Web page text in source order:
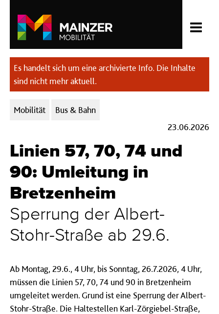
Es handelt sich um eine archivierte Info. Die Inhalte
sind nicht mehr aktuell.
Kategorien:
Mobilität
Bus & Bahn
23.06.2026
Linien 57, 70, 74 und
90: Umleitung in
Bretzenheim
Sperrung der Albert-
Stohr-Straße ab 29.6.
Ab Montag, 29.6., 4 Uhr, bis Sonntag, 26.7.2026, 4 Uhr,
müssen die Linien 57, 70, 74 und 90 in Bretzenheim
umgeleitet werden. Grund ist eine Sperrung der Albert-
Stohr-Straße. Die Haltestellen Karl-Zörgiebel-Straße,